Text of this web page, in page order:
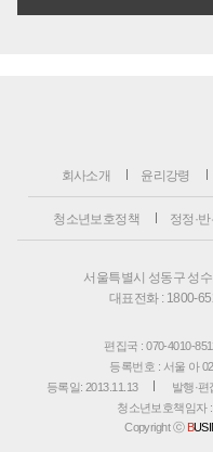
회사소개 윤리강령
청소년보호정책 정정·
서울특별시 성동구 성
대표전화 : 1800-
편집국 : 070-4010-
등록번호 : 서울 아
등록일: 2013.11.13
발행·
청소년보호책임자
Copyright ⓒ B